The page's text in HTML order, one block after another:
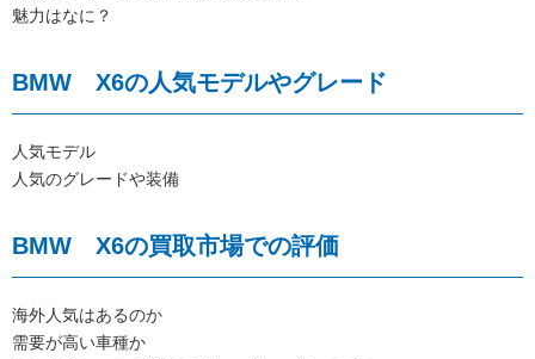
魅力はなに？
BMW X6の人気モデルやグレード
人気モデル
人気のグレードや装備
BMW X6の買取市場での評価
海外人気はあるのか
需要が高い車種か